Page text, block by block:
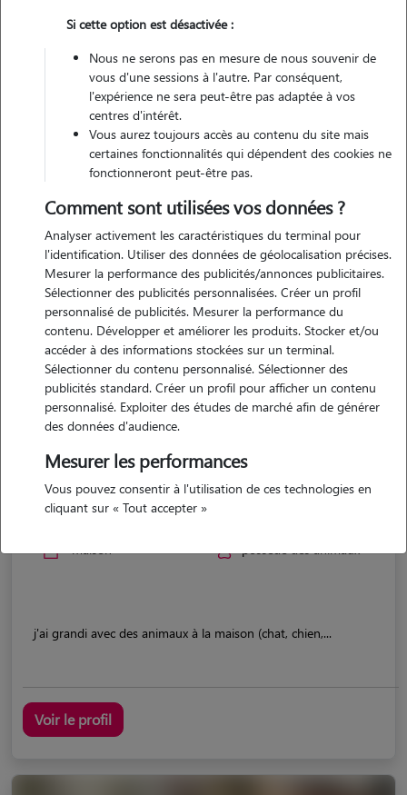
Nos promeneurs et familles d'accueil
à Fleurance (32500)
Morgane
FLEURANCE 32500
j'ai grandi avec des animaux à la maison (chat, chien,...
Voir le profil
Si cette option est désactivée :
Nous ne serons pas en mesure de nous souvenir de
vous d'une sessions à l'autre. Par conséquent,
l'expérience ne sera peut-être pas adaptée à vos
centres d'intérêt.
Vous aurez toujours accès au contenu du site mais
certaines fonctionnalités qui dépendent des cookies ne
fonctionneront peut-être pas.
Comment sont utilisées vos données ?
Analyser activement les caractéristiques du terminal pour
l'identification. Utiliser des données de géolocalisation précises.
Mesurer la performance des publicités/annonces publicitaires.
Sélectionner des publicités personnalisées. Créer un profil
personnalisé de publicités. Mesurer la performance du
contenu. Développer et améliorer les produits. Stocker et/ou
accéder à des informations stockées sur un terminal.
Sélectionner du contenu personnalisé. Sélectionner des
publicités standard. Créer un profil pour afficher un contenu
personnalisé. Exploiter des études de marché afin de générer
des données d'audience.
Mesurer les performances
Vous pouvez consentir à l'utilisation de ces technologies en
cliquant sur « Tout accepter »